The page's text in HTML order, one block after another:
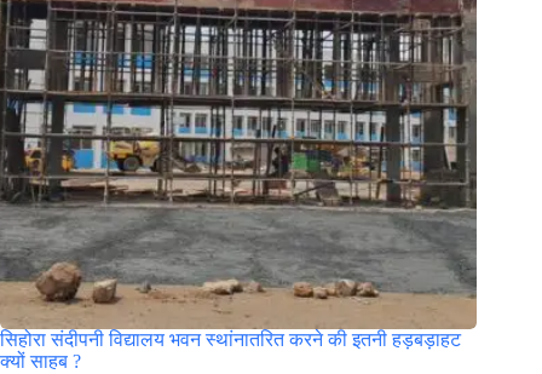
सिहोरा संदीपनी विद्यालय भवन स्थांनातरित करने की इतनी हड़बड़ाहट
क्यों साहब ?